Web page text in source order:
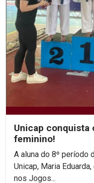
Unicap conquista
feminino!
A aluna do 8º período
Unicap, Maria
nos Jogos...